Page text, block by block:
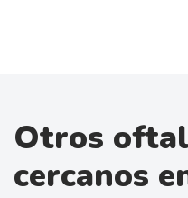
Otros
cercanos